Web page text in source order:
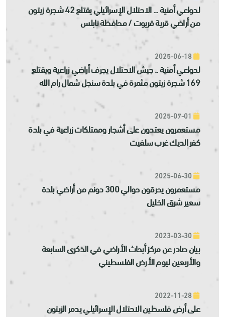
لدواعي أمنية ... الاحتلال الإسرائيلي يقتلع 42 شجرة زيتون
من أراضي قرية قريوت / محافظة نابلس
لدواعي أمنية .. جيش الاحتلال يجرف أراضي زراعية ويقتلع
169 شجرة زيتون مثمرة في بلدة سنجل شمال رام الله
مستعمرون يعتدون على أشجار وممتلكات زراعية في بلدة
كفر الديك غرب سلفيت
مستعمرون يحرقون حوالي 300 دونم من أراضي بلدة
سعير شرق الخليل
بيان صادر عن مركز أبحاث الأراضي في الذكرى السابعة
والأربعين ليوم الأرض الفلسطيني
على أرض فلسطين الاحتلال الإسرائيلي يدمر الزيتون